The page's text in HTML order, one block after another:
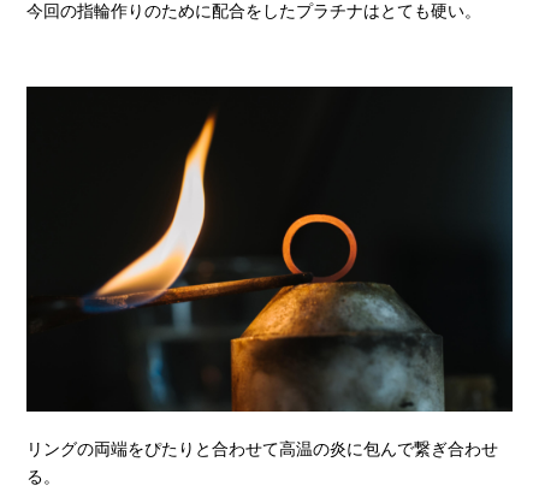
今回の指輪作りのために配合をしたプラチナはとても硬い。
リングの両端をぴたりと合わせて高温の炎に包んで繋ぎ合わせ
る。